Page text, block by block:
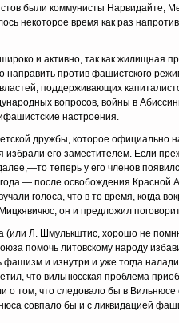
были коммунисты Нарвидайте,
некоторое время как раз
и активно, так как жилищная
против фашист­ского
поддерживающих
вопросов, войны в
настроения.
дружбы, которое
его заместителем. Если
теперь у его членов
— после освобождения
голоса, что в то время, когда
он и предложил
Л. Шмулькштис, хорошо не
помочь литовско­му народу
и изнутри и уже тогда
что вильнюсская проблема
о том, что следовало бы в
совпало бы и с ликвидацией